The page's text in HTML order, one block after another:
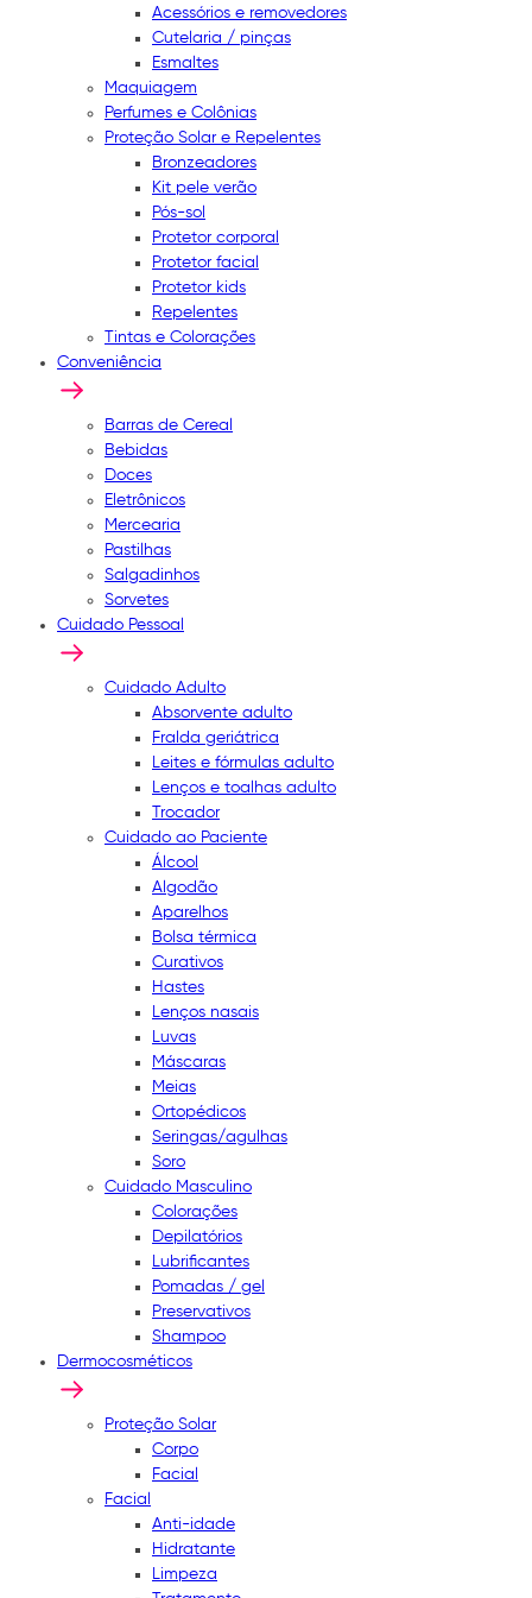
Acessórios e removedores
Cutelaria / pinças
Esmaltes
Maquiagem
Perfumes e Colônias
Proteção Solar e Repelentes
Bronzeadores
Kit pele verão
Pós-sol
Protetor corporal
Protetor facial
Protetor kids
Repelentes
Tintas e Colorações
Conveniência
Barras de Cereal
Bebidas
Doces
Eletrônicos
Mercearia
Pastilhas
Salgadinhos
Sorvetes
Cuidado Pessoal
Cuidado Adulto
Absorvente adulto
Fralda geriátrica
Leites e fórmulas adulto
Lenços e toalhas adulto
Trocador
Cuidado ao Paciente
Álcool
Algodão
Aparelhos
Bolsa térmica
Curativos
Hastes
Lenços nasais
Luvas
Máscaras
Meias
Ortopédicos
Seringas/agulhas
Soro
Cuidado Masculino
Colorações
Depilatórios
Lubrificantes
Pomadas / gel
Preservativos
Shampoo
Dermocosméticos
Proteção Solar
Corpo
Facial
Facial
Anti-idade
Hidratante
Limpeza